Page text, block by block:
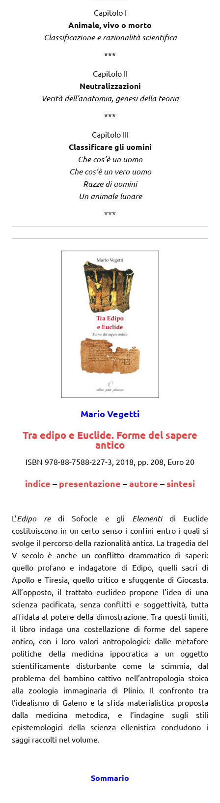
Capitolo I
Animale, vivo o morto
Classificazione e razionalità scientifica
***
Capitolo II
Neutralizzazioni
Verità dell’anatomia, genesi della teoria
***
Capitolo III
Classificare gli uomini
Che cos’è un uomo
Che cos’è un vero uomo
Razze di uomini
Un animale lunare
***
Mario Vegetti
Tra edipo e Euclide. Forme del sapere
antico
ISBN 978-88-7588-227-3, 2018, pp. 208, Euro 20
indice – presentazione –autore – sintesi
L’Edipo redi Sofocle e gli Elementidi Euclide
costituiscono in un certo senso i confini entro i quali si
svolge il percorso della razionalità antica. La tragedia del
V secolo è anche un conflitto drammatico di saperi:
quello profano e indagatore di Edipo, quelli sacri di
Apollo e Tiresia, quello critico e sfuggente di Giocasta.
All’opposto, il trattato euclideo propone l’idea di una
scienza pacificata, senza conflitti e soggettività, tutta
affidata al potere della dimostrazione. Tra questi limiti,
il libro indaga una costellazione di forme del sapere
antico, con i loro valori antropologici: dalle metafore
politiche della medicina ippocratica a un oggetto
scientificamente disturbante come la scimmia, dal
problema del bambino cattivo nell’antropologia stoica
alla zoologia immaginaria di Plinio. Il confronto tra
l’idealismo di Galeno e la sfida materialistica proposta
dalla medicina metodica, e l’indagine sugli stili
epistemologici della scienza ellenistica concludono i
saggi raccolti nel volume.
Sommario